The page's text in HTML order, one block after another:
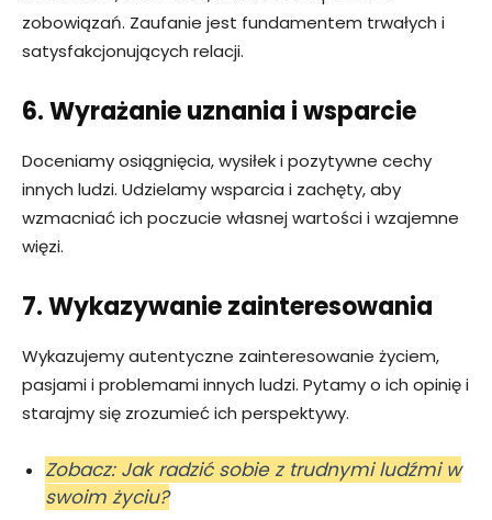
zobowiązań. Zaufanie jest fundamentem trwałych i
satysfakcjonujących relacji.
6. Wyrażanie uznania i wsparcie
Doceniamy osiągnięcia, wysiłek i pozytywne cechy
innych ludzi. Udzielamy wsparcia i zachęty, aby
wzmacniać ich poczucie własnej wartości i wzajemne
więzi.
7. Wykazywanie zainteresowania
Wykazujemy autentyczne zainteresowanie życiem,
pasjami i problemami innych ludzi. Pytamy o ich opinię i
starajmy się zrozumieć ich perspektywy.
Zobacz: Jak radzić sobie z trudnymi ludźmi w
swoim życiu?